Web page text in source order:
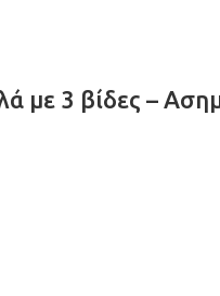
με 3 βίδες –